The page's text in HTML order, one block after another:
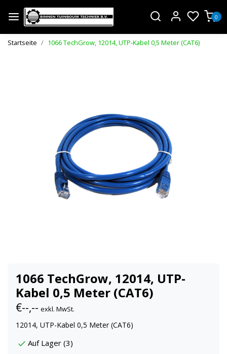
0
Startseite 1066 TechGrow, 12014, UTP-Kabel 0,5 Meter (CAT6)
1066 TechGrow, 12014, UTP-
Kabel 0,5 Meter (CAT6)
€--,-- exkl. MwSt.
12014, UTP-Kabel 0,5 Meter (CAT6)
Auf Lager (3)